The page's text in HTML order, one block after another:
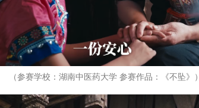
（参赛学校：湖南中医药大学 参赛作品：《不坠》）